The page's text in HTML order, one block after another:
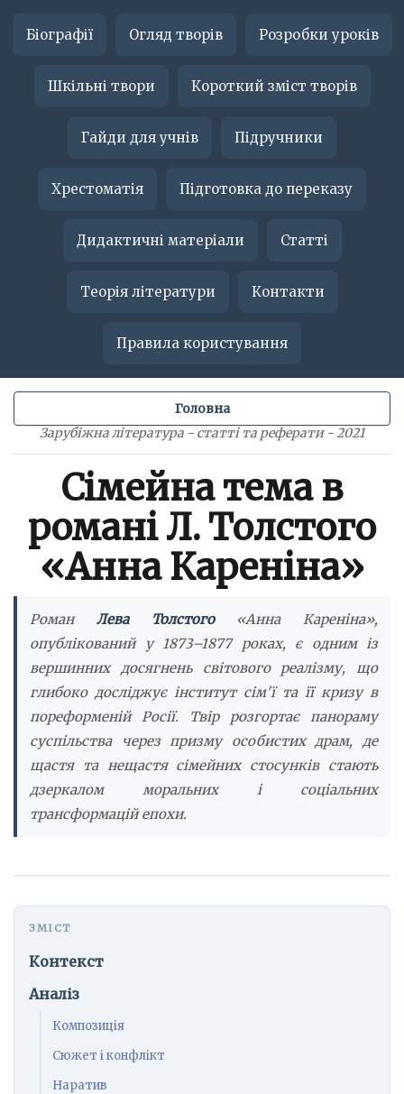
Біографії Огляд творів Розробки уроків
Шкільні твори Короткий зміст творів
Гайди для учнів Підручники
Хрестоматія Підготовка до переказу
Дидактичні матеріали Статті
Теорія літератури Контакти
Правила користування
Зарубіжна література - статті та реферати - 2021
Головна
Сімейна тема в
романі Л. Толстого
«Анна Кареніна»
Роман Лева Толстого«Анна Кареніна»,
опублікований у 1873–1877 роках, є одним із
вершинних досягнень світового реалізму, що
глибоко досліджує інститут сім'ї та її кризу в
пореформеній Росії. Твір розгортає панораму
суспільства через призму особистих драм, де
щастя та нещастя сімейних стосунків стають
дзеркалом моральних і соціальних
трансформацій епохи.
Контекст
Аналіз
Композиція
Сюжет і конфлікт
Наратив